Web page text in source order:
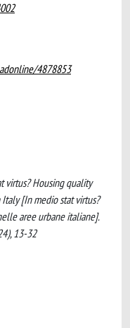
4878853
virtus? Housing quality
[In medio stat virtus?
aree urbane italiane].
13-32